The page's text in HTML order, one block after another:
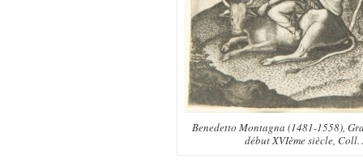
Benedetto Montagna (1481-1558),
début XVIème siècle, Coll.